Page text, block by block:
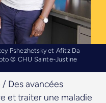
Pshezhetsky et Afitz Da
© CHU Sainte-Justine
/ Des avancées
et traiter une maladie